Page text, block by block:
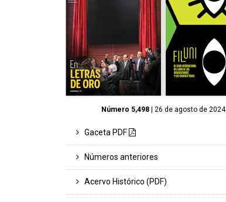
Número 5,498| 26 de agosto de 2024
Gaceta PDF
Números anteriores
Acervo Histórico (PDF)